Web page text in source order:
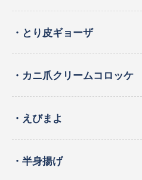
・とり皮ギョーザ
・カニ爪クリームコロッケ
・えびまよ
・半身揚げ